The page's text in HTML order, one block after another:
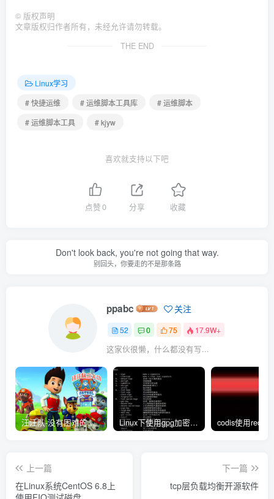
© 版权声明
文章版权归作者所有，未经允许请勿转载。
THE END
Linux学习
# 快捷运维
# 运维脚本工具库
# 运维脚本
# 运维脚本工具
# kjyw
喜欢就支持以下吧
点赞0 分享 收藏
Don't look back, you're not going that way.
别回头，你要走的不是那条路
ppabc 关注
52 0 75 17.9W+
这家伙很懒，什么都没有写...
汪汪队-没有困难的工作，只有勇敢的狗狗 Linux下使用gpg加密和解密文件
上一篇
在Linux系统CentOS 6.8上
下一篇
tcp层负载均衡开源软件